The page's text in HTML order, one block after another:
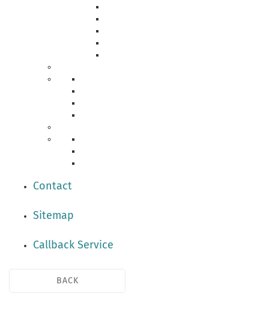
Contact
Sitemap
Callback Service
BACK